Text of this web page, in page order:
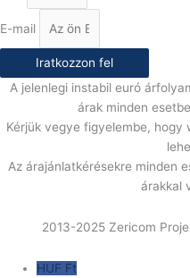
E-mail
Iratkozzon fel
A jelenlegi instabil euró
árak minden
Kérjük vegye figyelembe, hogy
Az árajánlatkérésekre minden
árakkal
2013-2025 Zericom
HUF Ft